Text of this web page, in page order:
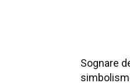
Sognare